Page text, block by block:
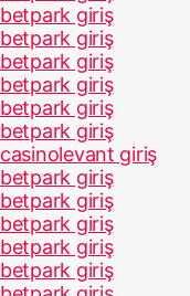
betpark giriş
betpark giriş
betpark giriş
betpark giriş
betpark giriş
betpark giriş
casinolevant giriş
betpark giriş
betpark giriş
betpark giriş
betpark giriş
betpark giriş